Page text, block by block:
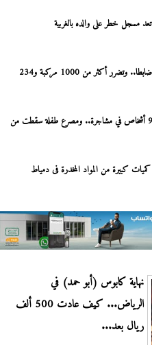
مسجل خطر على والده بالغربية
فرنسا تعلن إصابة 79 ضابطا.. وتضرر أكثر من 1000 مركبة و234
القليوبية ×24| إصابة 9 أشخاص في مشاجرة.. ومصرع طفلة سقطت من
كبيرة من المواد المخدرة فى دمياط
نهاية كابوس (أبو حمد) في
الرياض... كيف عادت 500 ألف
ريال بعد...